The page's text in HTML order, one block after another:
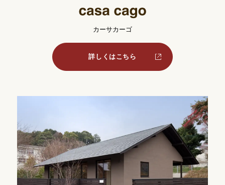
カーサカーゴ
詳しくはこちら